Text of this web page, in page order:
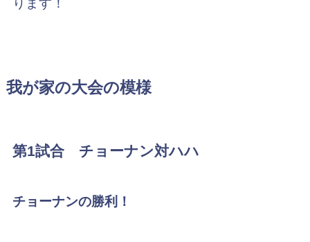
ります！
我が家の大会の模様
第1試合 チョーナン対ハハ
チョーナンの勝利！